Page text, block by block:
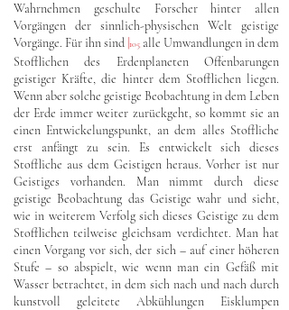
Wahrnehmen geschulte Forscher hinter allen
Vorgängen der sinnlich-physischen Welt geistige
Vorgänge. Für ihn sind 105 alle Umwandlungen in dem
Stofflichen des Erdenplaneten Offenbarungen
geistiger Kräfte, die hinter dem Stofflichen liegen.
Wenn aber solche geistige Beobachtung in dem Leben
der Erde immer weiter zurückgeht, so kommt sie an
einen Entwickelungspunkt, an dem alles Stoffliche
erst anfängt zu sein. Es entwickelt sich dieses
Stoffliche aus dem Geistigen heraus. Vorher ist nur
Geistiges vorhanden. Man nimmt durch diese
geistige Beobachtung das Geistige wahr und sieht,
wie in weiterem Verfolg sich dieses Geistige zu dem
Stofflichen teilweise gleichsam verdichtet. Man hat
einen Vorgang vor sich, der sich – auf einer höheren
Stufe – so abspielt, wie wenn man ein Gefäß mit
Wasser betrachtet, in dem sich nach und nach durch
kunstvoll geleitete Abkühlungen Eisklumpen